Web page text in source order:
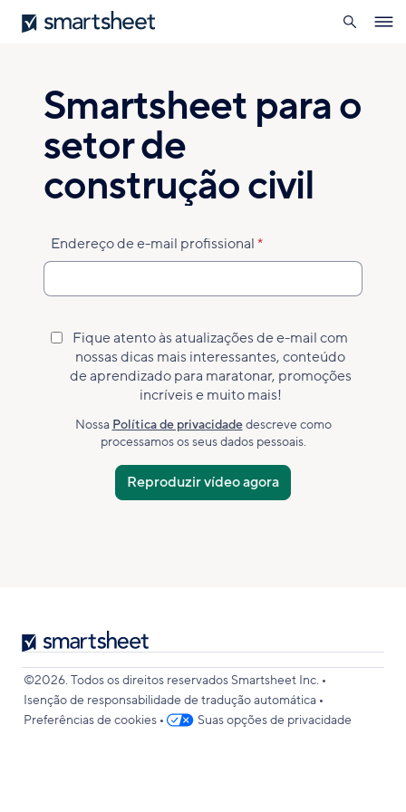
Skip
to
Smartsheet
pesquisa
Smartsheet para o
setor de
construção civil
Endereço de e-mail profissional
Cadastro
para
marketing
aceito
Fique atento às atualizações de e-mail com
nossas dicas mais interessantes, conteúdo
de aprendizado para maratonar, promoções
incríveis e muito mais!
Nossa Política de privacidadedescreve como
processamos os seus dados pessoais.
Smartsheet
Logo
©2026. Todos os direitos reservados Smartsheet Inc. •
Isenção de responsabilidade de tradução automática •
Preferências de cookies • Suas opções de privacidade